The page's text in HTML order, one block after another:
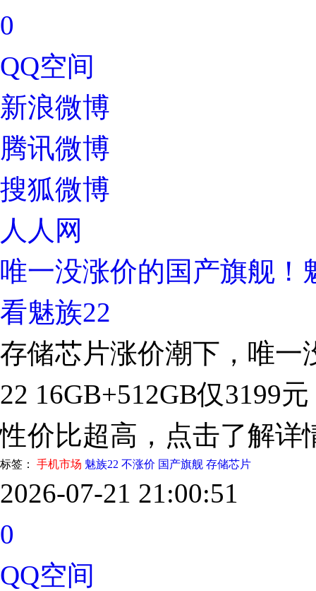
0
QQ空间
新浪微博
腾讯微博
搜狐微博
人人网
唯一没涨价的国产旗舰！
看魅族22
存储芯片涨价潮下，唯一
22 16GB+512GB仅3199
性价比超高，点击了解详
标签： 手机市场 魅族22 不涨价 国产旗舰 存储芯片
2026-07-21 21:00:51
0
QQ空间